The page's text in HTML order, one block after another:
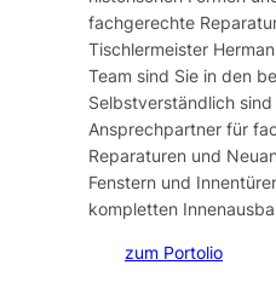
fachgerechte
Tischlermeister
Team sind Sie in den
Selbstverständlich
Ansprechpartner für
Reparaturen und
Fenstern und
kompletten
zum Portolio